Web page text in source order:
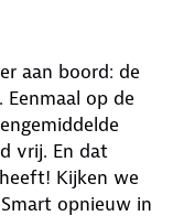
aan boord: de
Eenmaal op de
vrij. En dat
Kijken we
opnieuw in